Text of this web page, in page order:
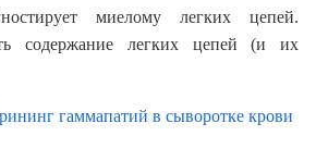
миелому легких цепей.
содержание легких цепей (и их
гаммапатий в сыворотке крови